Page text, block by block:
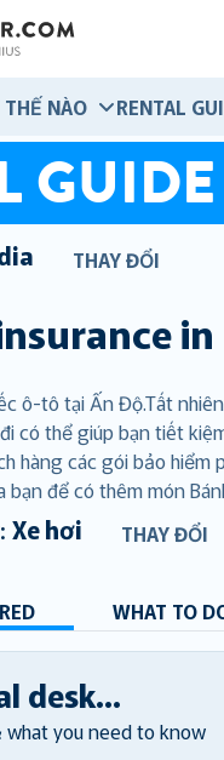
NÀO
RENTAL
GUIDE
THAY ĐỔI
in
ô-tô tại Ấn Độ.Tất
có thể giúp bạn tiết
hàng các gói bảo
bạn để có thêm món
Xe hơi THAY ĐỔI
WHAT TO
desk...
what you need to know